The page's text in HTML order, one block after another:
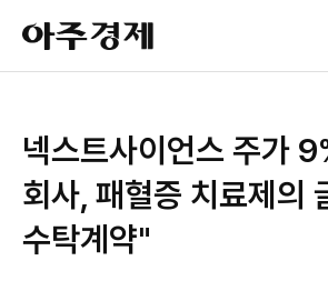
아
주
경
넥스트사이언스 주가
회사, 패혈증 치료제의
수탁계약"